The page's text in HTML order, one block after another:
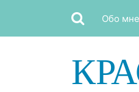
Обо мне